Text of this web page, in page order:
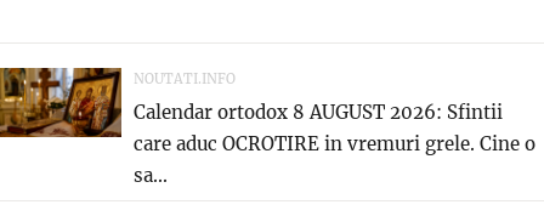
NOUTATI.INFO
Calendar ortodox 8 AUGUST 2026: Sfintii
care aduc OCROTIRE in vremuri grele. Cine o
sa...